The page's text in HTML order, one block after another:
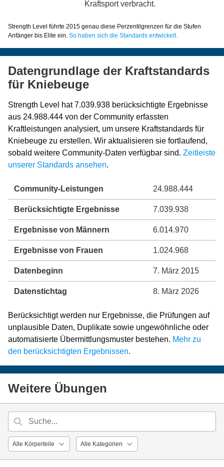
Kraftsport verbracht.
Strength Level führte 2015 genau diese Perzentilgrenzen für die Stufen
Anfänger bis Elite ein. So haben sich die Standards entwickelt.
Datengrundlage der Kraftstandards
für Kniebeuge
Strength Level hat 7.039.938 berücksichtigte Ergebnisse
aus 24.988.444 von der Community erfassten
Kraftleistungen analysiert, um unsere Kraftstandards für
Kniebeuge zu erstellen. Wir aktualisieren sie fortlaufend,
sobald weitere Community-Daten verfügbar sind. Zeitleiste
unserer Standards ansehen.
Community-Leistungen 24.988.444
Berücksichtigte Ergebnisse 7.039.938
Ergebnisse von Männern 6.014.970
Ergebnisse von Frauen 1.024.968
Datenbeginn 7. März 2015
Datenstichtag 8. März 2026
Berücksichtigt werden nur Ergebnisse, die Prüfungen auf
unplausible Daten, Duplikate sowie ungewöhnliche oder
automatisierte Übermittlungsmuster bestehen. Mehr zu
den berücksichtigten Ergebnissen.
Weitere Übungen